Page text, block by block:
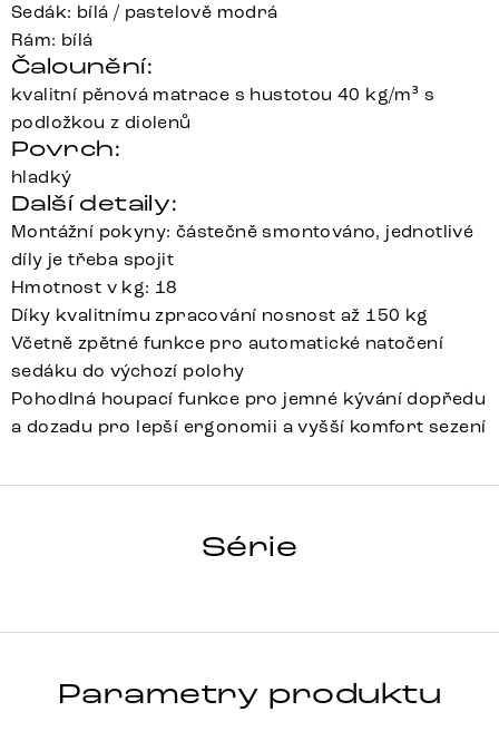
Sedák: bílá / pastelově modrá
Rám: bílá
Čalounění:
kvalitní pěnová matrace s hustotou 40 kg/m³ s
podložkou z diolenů
Povrch:
hladký
Další detaily:
Montážní pokyny: částečně smontováno, jednotlivé
díly je třeba spojit
Hmotnost v kg: 18
Díky kvalitnímu zpracování nosnost až 150 kg
Včetně zpětné funkce pro automatické natočení
sedáku do výchozí polohy
Pohodlná houpací funkce pro jemné kývání dopředu
a dozadu pro lepší ergonomii a vyšší komfort sezení
Série
LUAN-FLEX
Parametry produktu